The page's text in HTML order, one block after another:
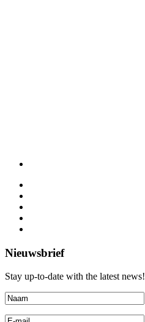
Nieuwsbrief
Stay up-to-date with the latest news!